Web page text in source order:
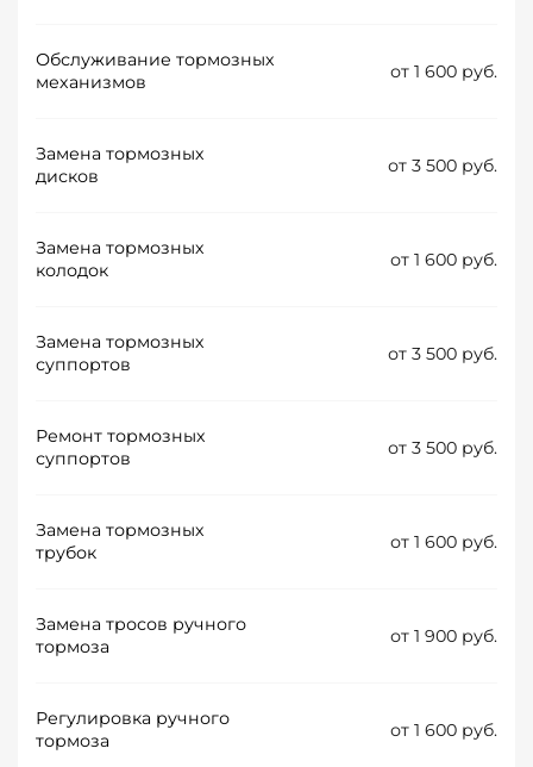
Обслуживание тормозных
механизмов
от 1 600 руб.
Замена тормозных
дисков
от 3 500 руб.
Замена тормозных
колодок
от 1 600 руб.
Замена тормозных
суппортов
от 3 500 руб.
Ремонт тормозных
суппортов
от 3 500 руб.
Замена тормозных
трубок
от 1 600 руб.
Замена тросов ручного
тормоза
от 1 900 руб.
Регулировка ручного
тормоза
от 1 600 руб.